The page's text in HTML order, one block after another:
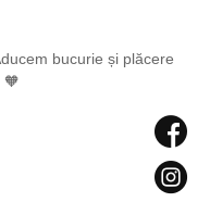
bucurie și plăcere
🧡